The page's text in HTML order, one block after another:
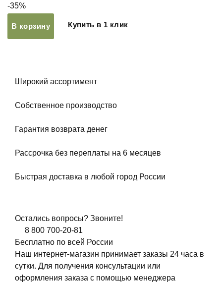
-35%
В корзину Купить в 1 клик
Широкий ассортимент
Собственное производство
Гарантия возврата денег
Рассрочка без переплаты на 6 месяцев
Быстрая доставка в любой город России
Остались вопросы? Звоните!
8 800 700-20-81
Бесплатно по всей России
Наш интернет-магазин принимает заказы 24 часа в
сутки. Для получения консультации или
оформления заказа с помощью менеджера